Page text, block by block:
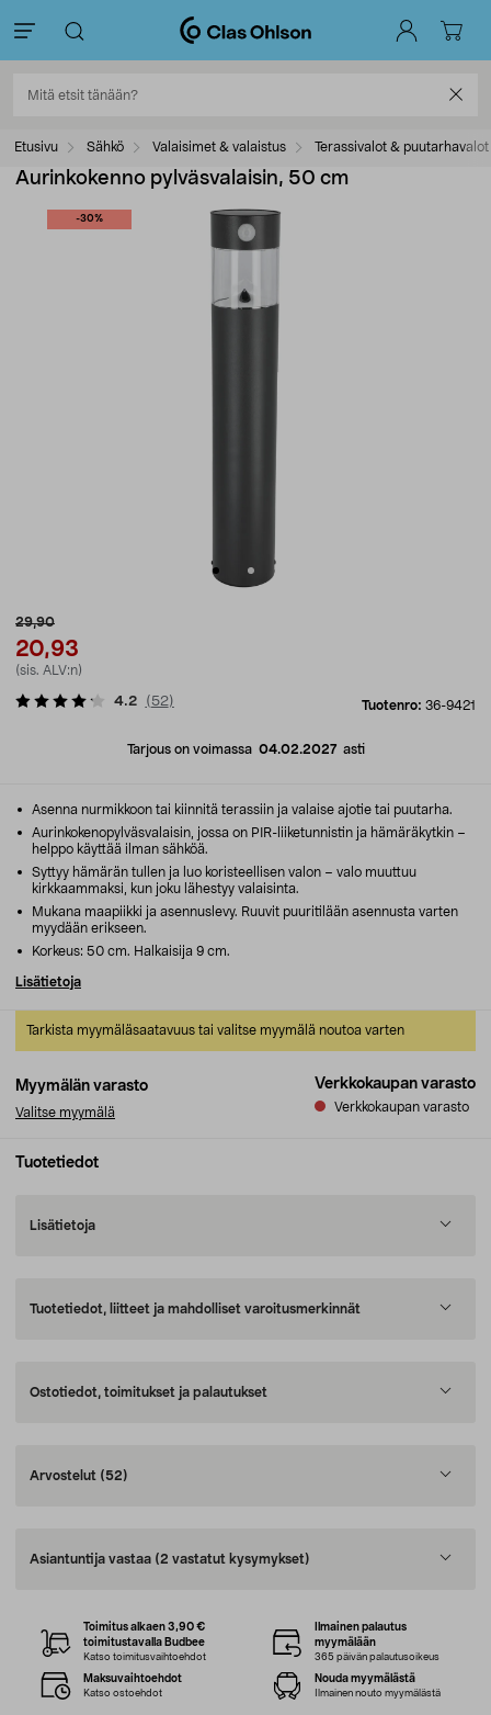
Etusivu Sähkö Valaisimet & valaistus Terassivalot & puutarhavalot
Aurinkokenno pylväsvalaisin, 50 cm
-30%
29,90
20,93
(sis. ALV:n)
Tuotenro: 36-9421
4.2 ( 52)
Tarjous on voimassa 04.02.2027asti
Myymälän varasto
Valitse myymälä
Verkkokaupan varasto
Verkkokaupan varasto
Tarkista myymäläsaatavuus tai valitse myymälä noutoa varten
Asenna nurmikkoon tai kiinnitä terassiin ja valaise ajotie tai puutarha.
Aurinkokenopylväsvalaisin, jossa on PIR-liiketunnistin ja hämäräkytkin –
helppo käyttää ilman sähköä.
Syttyy hämärän tullen ja luo koristeellisen valon – valo muuttuu
kirkkaammaksi, kun joku lähestyy valaisinta.
Mukana maapiikki ja asennuslevy. Ruuvit puuritilään asennusta varten
myydään erikseen.
Korkeus: 50 cm. Halkaisija 9 cm.
Lisätietoja
Tuotetiedot
Lisätietoja
Tuotetiedot, liitteet ja mahdolliset varoitusmerkinnät
Ostotiedot, toimitukset ja palautukset
Arvostelut (52)
Asiantuntija vastaa (2 vastatut kysymykset)
Toimitus alkaen 3,90 €
toimitustavalla Budbee
Katso toimitusvaihtoehdot
Ilmainen palautus
myymälään
365 päivän palautusoikeus
Maksuvaihtoehdot
Katso ostoehdot
Nouda myymälästä
Ilmainen nouto myymälästä